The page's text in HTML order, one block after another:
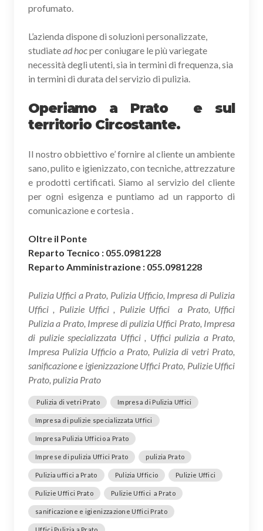
profumato.
L’azienda dispone di soluzioni personalizzate,
studiatead hocper coniugare le più variegate
necessità degli utenti, sia in termini di frequenza, sia
in termini di durata del servizio di pulizia.
Operiamo a Prato e sul
territorio Circostante.
Il nostro obbiettivo e’ fornire al cliente un ambiente
sano, pulito e igienizzato, con tecniche, attrezzature
e prodotti certificati. Siamo al servizio del cliente
per ogni esigenza e puntiamo ad un rapporto di
comunicazione e cortesia .
Oltre il Ponte
Reparto Tecnico : 055.0981228
Reparto Amministrazione : 055.0981228
Pulizia Uffici a Prato, Pulizia Ufficio, Impresa di Pulizia
Uffici , Pulizie Uffici , Pulizie Uffici a Prato, Uffici
Pulizia a Prato, Imprese di pulizia Uffici Prato, Impresa
di pulizie specializzata Uffici , Uffici pulizia a Prato,
Impresa Pulizia Ufficio a Prato, Pulizia di vetri Prato,
sanificazione e igienizzazione Uffici Prato, Pulizie Uffici
Prato, pulizia Prato
Pulizia di vetri Prato Impresa di Pulizia Uffici
Impresa di pulizie specializzata Uffici
Impresa Pulizia Ufficio a Prato
Imprese di pulizia Uffici Prato pulizia Prato
Pulizia uffici a Prato Pulizia Ufficio Pulizie Uffici
Pulizie Uffici Prato Pulizie Uffici a Prato
sanificazione e igienizzazione Uffici Prato